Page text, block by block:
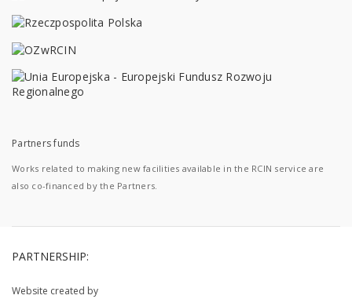
Partners funds
Works related to making new facilities available in the RCIN service are
also co-financed by the Partners.
PARTNERSHIP:
Website created by